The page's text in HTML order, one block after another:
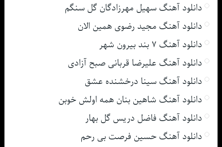
دانلود آهنگ سهیل مهرزادگان گل سنگم
دانلود آهنگ مجید رضوی همین الان
دانلود آهنگ ۷ بند بیرون شهر
دانلود آهنگ علیرضا قربانی صبح آزادی
دانلود آهنگ سینا درخشنده عشق
دانلود آهنگ شاهین بنان همه اولش خوبن
دانلود آهنگ فاضل دریس گل بهار
دانلود آهنگ حسین فرصت بی رحم